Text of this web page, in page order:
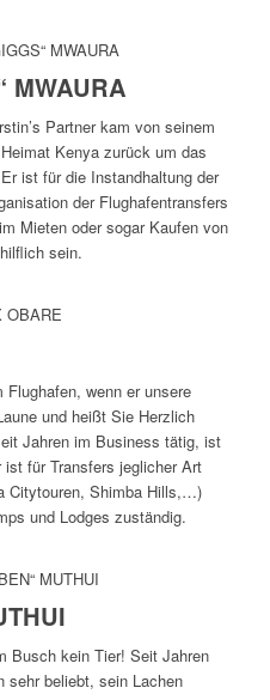
MWAURA
Partner kam von seinem
Kenya zurück um das
ist für die Instandhaltung der
der Flughafentransfers
Mieten oder sogar Kaufen von
sein.
wenn er unsere
und heißt Sie Herzlich
Jahren im Business tätig, ist
für Transfers jeglicher Art
Citytouren, Shimba Hills,…)
und Lodges zuständig.
Busch kein Tier! Seit Jahren
sehr beliebt, sein Lachen